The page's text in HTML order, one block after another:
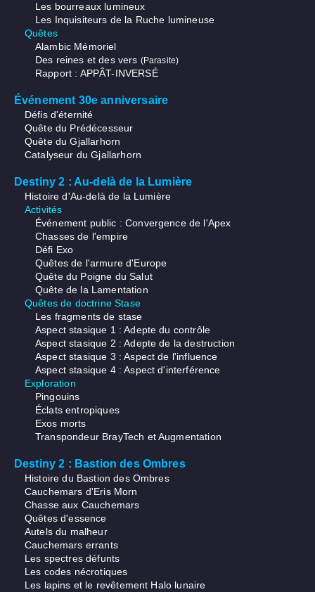
Les bourreaux lumineux
Les Inquisiteurs de la Ruche lumineuse
Quêtes
Alambic Mémoriel
Des reines et des vers (Parasite)
Rapport : APPÂT-INVERSÉ
Événement 30e anniversaire
Défis d'éternité
Quête du Prédécesseur
Quête du Gjallarhorn
Catalyseur du Gjallarhorn
Destiny 2 : Au-delà de la Lumière
Histoire d'Au-delà de la Lumière
Activités
Événement public : Convergence de l'Apex
Chasses de l'empire
Défi Exo
Quêtes de l'armure d'Europe
Quête du Poigne du Salut
Quête de la Lamentation
Quêtes de doctrine Stase
Les fragments de stase
Aspect stasique 1 : Adepte du contrôle
Aspect stasique 2 : Adepte de la destruction
Aspect stasique 3 : Aspect de l'influence
Aspect stasique 4 : Aspect d'interférence
Exploration
Pingouins
Éclats entropiques
Exos morts
Transpondeur BrayTech et Augmentation
Destiny 2 : Bastion des Ombres
Histoire du Bastion des Ombres
Cauchemars d'Eris Morn
Chasse aux Cauchemars
Quêtes d'essence
Autels du malheur
Cauchemars errants
Les spectres défunts
Les codes nécrotiques
Les lapins et le revêtement Halo lunaire